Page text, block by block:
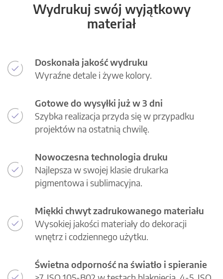
Wydrukuj swój wyjątkowy
materiał
Doskonała jakość wydruku
Wyraźne detale i żywe kolory.
Gotowe do wysyłki już w 3 dni
Szybka realizacja przyda się w przypadku
projektów na ostatnią chwilę.
Nowoczesna technologia druku
Najlepsza w swojej klasie drukarka
pigmentowa i sublimacyjna.
Miękki chwyt zadrukowanego materiału
Wysokiej jakości materiały do dekoracji
wnętrz i codziennego użytku.
Świetna odporność na światło i spieranie